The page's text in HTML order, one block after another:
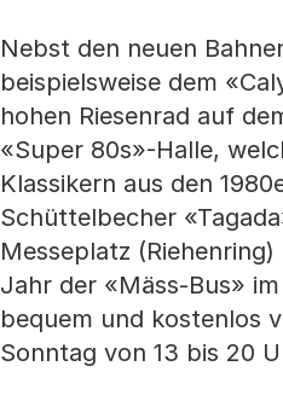
Nebst den neuen
beispielsweise dem
hohen Riesenrad auf
«Super 80s»-Halle,
Klassikern aus den
Schüttelbecher
Messeplatz
Jahr der «Mäss-Bus»
bequem und kostenlos
Sonntag von 13 bis 20